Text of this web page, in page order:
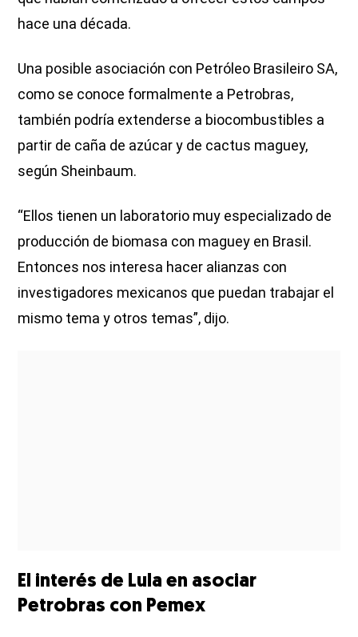
hace una década.
Una posible asociación con Petróleo Brasileiro SA,
como se conoce formalmente a Petrobras,
también podría extenderse a biocombustibles a
partir de caña de azúcar y de cactus maguey,
según Sheinbaum.
“Ellos tienen un laboratorio muy especializado de
producción de biomasa con maguey en Brasil.
Entonces nos interesa hacer alianzas con
investigadores mexicanos que puedan trabajar el
mismo tema y otros temas”, dijo.
El interés de Lula en asociar
Petrobras con Pemex